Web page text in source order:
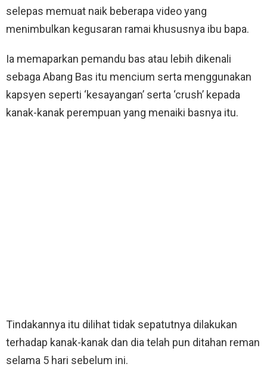
selepas memuat naik beberapa video yang
menimbulkan kegusaran ramai khususnya ibu bapa.
Ia memaparkan pemandu bas atau lebih dikenali
sebaga Abang Bas itu mencium serta menggunakan
kapsyen seperti ‘kesayangan’ serta ‘crush’ kepada
kanak-kanak perempuan yang menaiki basnya itu.
Tindakannya itu dilihat tidak sepatutnya dilakukan
terhadap kanak-kanak dan dia telah pun ditahan reman
selama 5 hari sebelum ini.